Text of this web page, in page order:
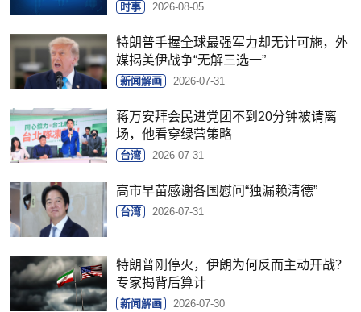
时事 2026-08-05
特朗普手握全球最强军力却无计可施，外
媒揭美伊战争“无解三选一”
新闻解画 2026-07-31
蒋万安拜会民进党团不到20分钟被请离
场，他看穿绿营策略
台湾 2026-07-31
高市早苗感谢各国慰问“独漏赖清德”
台湾 2026-07-31
特朗普刚停火，伊朗为何反而主动开战？
专家揭背后算计
新闻解画 2026-07-30